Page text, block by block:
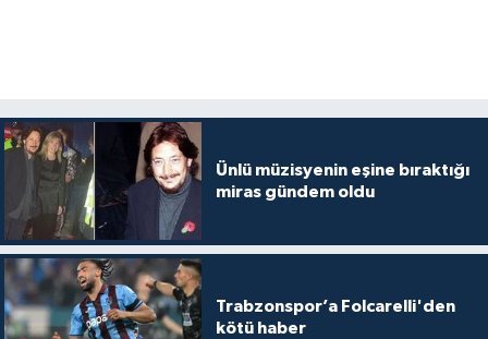
Ünlü müzisyenin eşine bıraktığı
miras gündem oldu
Trabzonspor’a Folcarelli'den
kötü haber